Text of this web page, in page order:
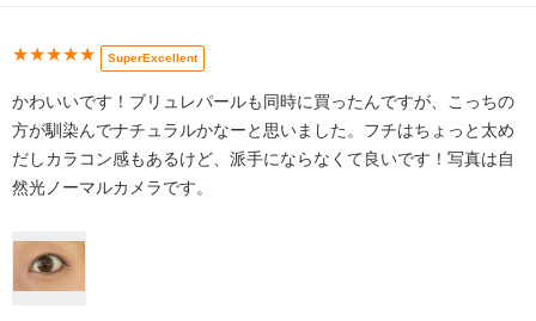
★★★★★ SuperExcellent
かわいいです！ブリュレパールも同時に買ったんですが、こっちの
方が馴染んでナチュラルかなーと思いました。フチはちょっと太め
だしカラコン感もあるけど、派手にならなくて良いです！写真は自
然光ノーマルカメラです。